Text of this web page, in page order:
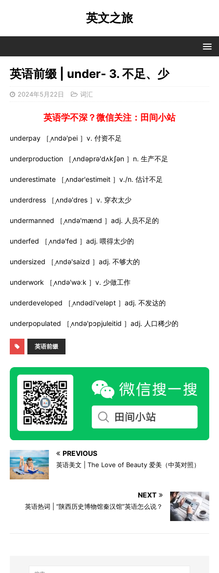
英文之旅
英语前缀 | under- 3. 不足、少
2024年5月22日 词汇
英语学不深？微信关注：田间小站
underpay ［ˌʌndə'pei ］v. 付资不足
underproduction ［ˌʌndəprə'dʌkʃən ］n. 生产不足
underestimate ［ˌʌndər'estimeit ］v./n. 估计不足
underdress ［ˌʌndə'dres ］v. 穿衣太少
undermanned ［ˌʌndə'mænd ］adj. 人员不足的
underfed ［ˌʌndə'fed ］adj. 喂得太少的
undersized ［ˌʌndə'saizd ］adj. 不够大的
underwork ［ˌʌndə'wəːk ］v. 少做工作
underdeveloped ［ˌʌndədi'veləpt ］adj. 不发达的
underpopulated ［ˌʌndə'pɔpjuleitid ］adj. 人口稀少的
英语前缀
PREVIOUS
英语美文 | The Love of Beauty 爱美（中英对照）
NEXT
英语热词 | “陕西历史博物馆秦汉馆”英语怎么说？